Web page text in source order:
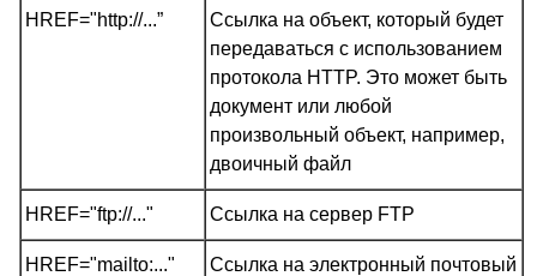
HREF="http://...”
Ссылка на объект, который будет
передаваться с использованием
протокола HTTP. Это может быть
документ или любой
произвольный объект, например,
двоичный файл
HREF="ftp://..." Ссылка на сервер FTP
HREF="mailto:..."
Ссылка на электронный почтовый